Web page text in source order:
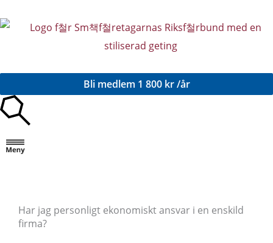
till
Bli medlem 1 800 kr /år
Har jag personligt ekonomiskt ansvar i en enskild
firma?